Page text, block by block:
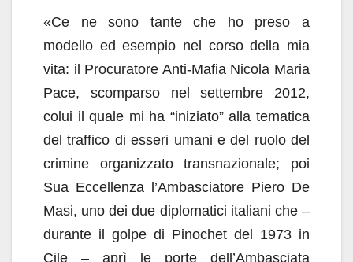
«Ce ne sono tante che ho preso a
modello ed esempio nel corso della mia
vita: il Procuratore Anti-Mafia Nicola Maria
Pace, scomparso nel settembre 2012,
colui il quale mi ha “iniziato” alla tematica
del traffico di esseri umani e del ruolo del
crimine organizzato transnazionale; poi
Sua Eccellenza l’Ambasciatore Piero De
Masi, uno dei due diplomatici italiani che –
durante il golpe di Pinochet del 1973 in
Cile – aprì le porte dell’Ambasciata